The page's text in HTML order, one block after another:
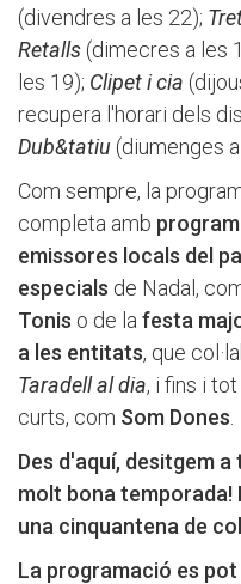
(divendres a les 22);
Retalls (dimecres a les
les 19); Clipet i cia
recupera l'horari dels
Dub&tatiu (diumenges
Com sempre, la
completa amb
emissores locals del
especials de Nadal,
Tonis o de lafesta
a les entitats, que
Taradell al dia, i fins i
curts, com Som Dones.
Des d'aquí, desitgem
molt bona temporada!
una cinquantena de
La programació es